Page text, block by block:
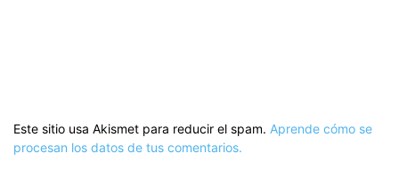
Este sitio usa Akismet para reducir el spam. Aprende cómo se
procesan los datos de tus comentarios.